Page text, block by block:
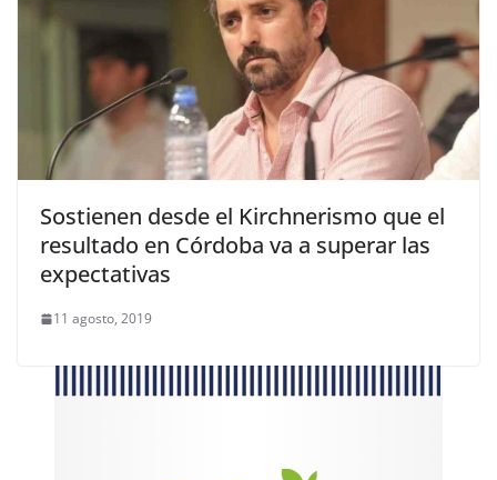
Sostienen desde el Kirchnerismo que el
resultado en Córdoba va a superar las
expectativas
11 agosto, 2019